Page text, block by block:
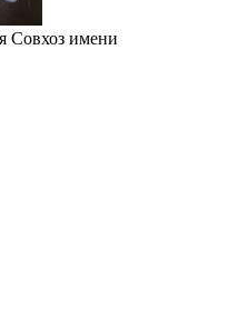
Совхоз имени